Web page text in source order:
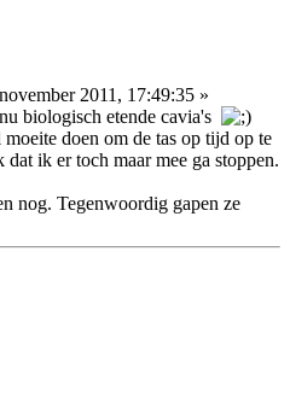
2011, 17:49:35 »
biologisch etende cavia's
doen om de tas op tijd op te
ik er toch maar mee ga stoppen.
nog. Tegenwoordig gapen ze